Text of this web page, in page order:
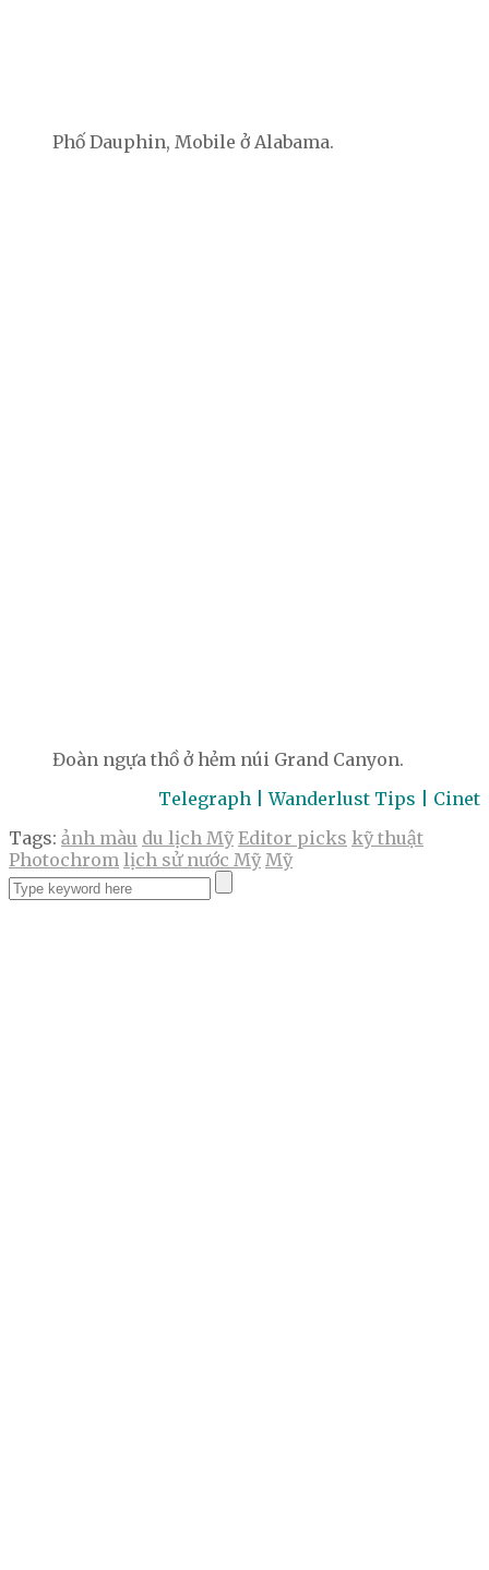
Phố Dauphin, Mobile ở Alabama.
Đoàn ngựa thồ ở hẻm núi Grand Canyon.
Telegraph | Wanderlust Tips | Cinet
Tags: ảnh màu du lịch Mỹ Editor picks kỹ thuật
Photochrom lịch sử nước Mỹ Mỹ